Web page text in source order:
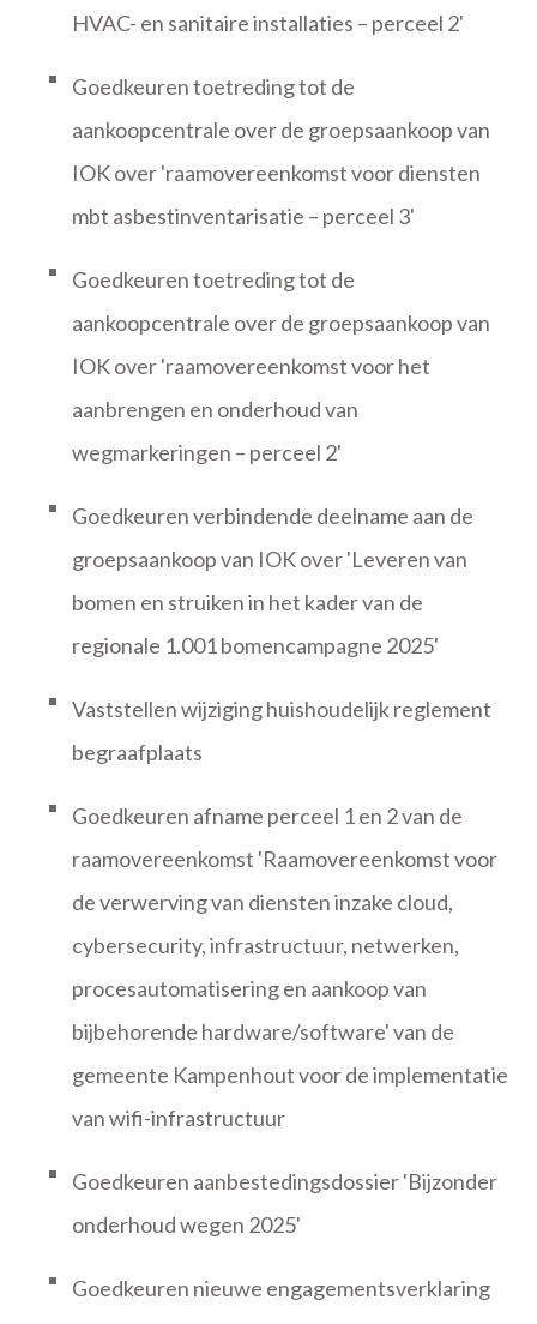
HVAC- en sanitaire installaties – perceel 2'
Goedkeuren toetreding tot de
aankoopcentrale over de groepsaankoop van
IOK over 'raamovereenkomst voor diensten
mbt asbestinventarisatie – perceel 3'
Goedkeuren toetreding tot de
aankoopcentrale over de groepsaankoop van
IOK over 'raamovereenkomst voor het
aanbrengen en onderhoud van
wegmarkeringen – perceel 2'
Goedkeuren verbindende deelname aan de
groepsaankoop van IOK over 'Leveren van
bomen en struiken in het kader van de
regionale 1.001 bomencampagne 2025'
Vaststellen wijziging huishoudelijk reglement
begraafplaats
Goedkeuren afname perceel 1 en 2 van de
raamovereenkomst 'Raamovereenkomst voor
de verwerving van diensten inzake cloud,
cybersecurity, infrastructuur, netwerken,
procesautomatisering en aankoop van
bijbehorende hardware/software' van de
gemeente Kampenhout voor de implementatie
van wifi-infrastructuur
Goedkeuren aanbestedingsdossier 'Bijzonder
onderhoud wegen 2025'
Goedkeuren nieuwe engagementsverklaring